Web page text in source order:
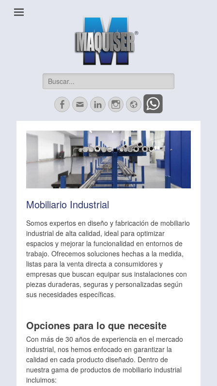
Maquiser Industrial
Herrajes, Automatización, Maquinados CNC y más
Buscar:
Facebook
Correo
electrónico
LinkedInInstagram
Website
Mobiliario Industrial
Somos expertos en diseño y fabricación de mobiliario
industrial de alta calidad, ideal para optimizar
espacios y mejorar la funcionalidad en entornos de
trabajo. Ofrecemos soluciones hechas a la medida,
listas para la venta directa a consumidores y
empresas que buscan equipar sus instalaciones con
piezas duraderas, seguras y personalizadas según
sus necesidades específicas.
Opciones para lo que necesite
Con más de 30 años de experiencia en el mercado
industrial, nos hemos enfocado en garantizar la
calidad en cada producto diseñado. Dentro de
nuestra gama de productos de mobiliario industrial
incluimos: